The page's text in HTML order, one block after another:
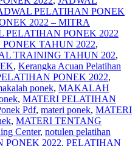
PELATIHAN PONEK
2022 – MITRA
PELATIHAN PONEK 2022
TAHUN 2022,
TRAINING TAHUN 202,
, Kerangka Acuan Pelatihan
PONEK 2022,
ponek, MAKALAH
, MATERI PELATIHAN
Pdf, materi ponek, MATERI
, MATERI TENTANG
Center, notulen pelatihan
PONEK 2022, PELATIHAN